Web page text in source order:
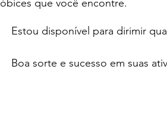
óbices que você encontre.
Estou disponível para
Boa sorte e sucesso em